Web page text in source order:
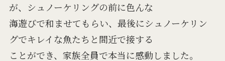
が、シュノーケリングの前に色んな
海遊びで和ませてもらい、最後にシュノーケリン
グでキレイな魚たちと間近で接する
ことができ、家族全員で本当に感動しました。